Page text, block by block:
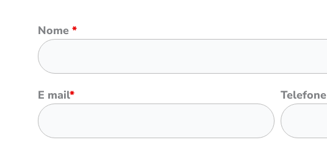
Nome *
E mail* Telefone